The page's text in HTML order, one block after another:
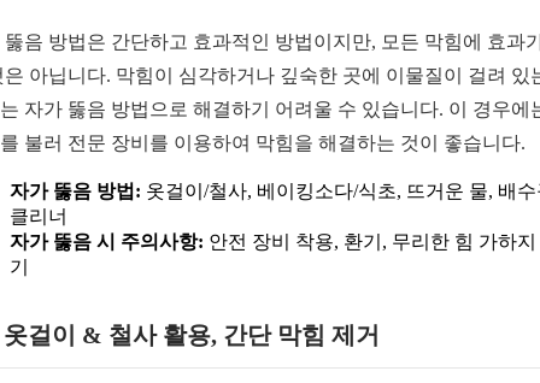
뚫음 방법은 간단하고 효과적인 방법이지만, 모든 막힘에 효과
은 아닙니다. 막힘이 심각하거나 깊숙한 곳에 이물질이 걸려 있
자가 뚫음 방법으로 해결하기 어려울 수 있습니다. 이 경우에
불러 전문 장비를 이용하여 막힘을 해결하는 것이 좋습니다.
자가 뚫음 방법: 옷걸이/철사, 베이킹소다/식초, 뜨거운 물, 배
클리너
자가 뚫음 시 주의사항: 안전 장비 착용, 환기, 무리한 힘 가하지
기
옷걸이 & 철사 활용, 간단 막힘 제거